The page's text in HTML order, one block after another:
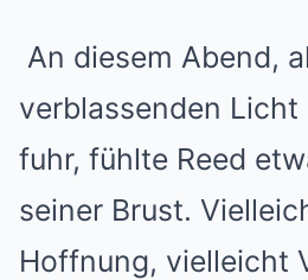
An diesem Abend,
verblassenden Licht
fuhr, fühlte Reed
seiner Brust.
Hoffnung, vielleicht